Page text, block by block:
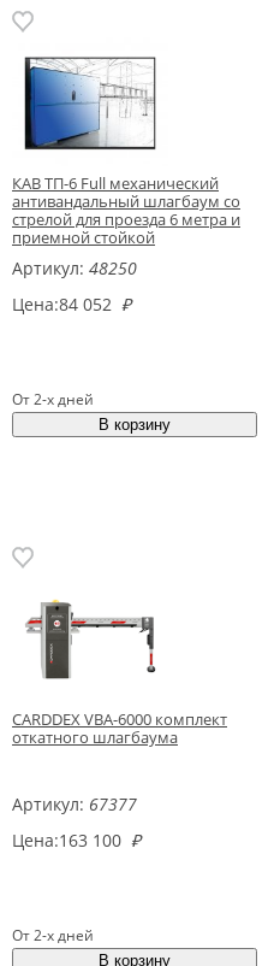
КАВ ТП-6 Full механический
антивандальный шлагбаум со
стрелой для проезда 6 метра и
приемной стойкой
Артикул: 48250
Цена:84 052 ₽
От 2-х дней
CARDDEX VBA-6000 комплект
откатного шлагбаума
Артикул: 67377
Цена:163 100 ₽
От 2-х дней